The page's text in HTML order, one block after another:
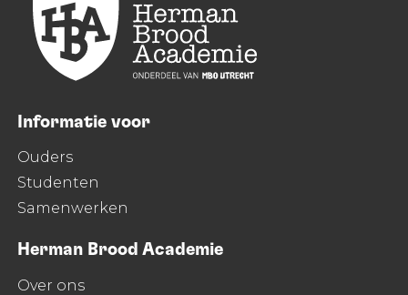
Informatie voor
Ouders
Studenten
Samenwerken
Herman Brood Academie
Over ons